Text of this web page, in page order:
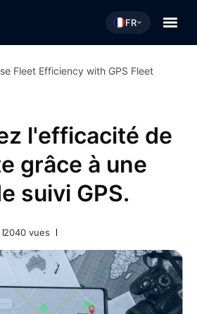
FR
Fleet Efficiency with GPS Fleet
l'efficacité de
grâce à une
suivi GPS.
2040 vues